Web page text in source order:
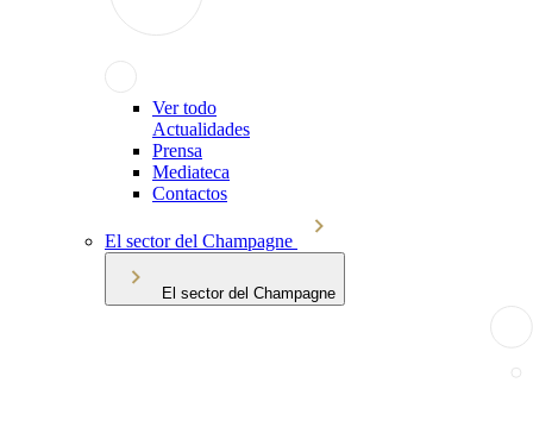
Ver todo
Actualidades
Prensa
Mediateca
Contactos
El sector del Champagne
El sector del Champagne